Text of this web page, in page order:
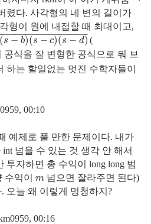
렸다. 사각형의 네 변의 길이가
형이 원에 내접할 때 최대이고,
(s − b)(s − c)(s − d)
−
−−−−−−−−−−−−−−
s− c)( s−d) (
공식을 잘 변형한 공식으로 뭐 브
하는 할일없는 멋진 수학자들이
00:10
예제로 풀 만한 문제이다. 내가
int 넘을 수 있는 것 생각 안 해서
투자하면 총 수익이 long long 범
수익이 m
m 넘으면 잘라주면 된다)
오늘 왜 이렇게 멍청하지?
00:16